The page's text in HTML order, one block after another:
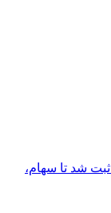
وینترموت به‌عنوان کارگزار-معامله‌گر نزد SEC ثبت شد تا سهام،